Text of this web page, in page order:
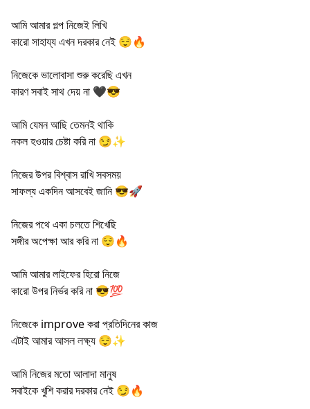
আমি আমার গল্প নিজেই লিখি
কারো সাহায্য এখন দরকার নেই 😌🔥
নিজেকে ভালোবাসা শুরু করেছি এখন
কারণ সবাই সাথ দেয় না 🖤😎
আমি যেমন আছি তেমনই থাকি
নকল হওয়ার চেষ্টা করি না 😏✨
নিজের উপর বিশ্বাস রাখি সবসময়
সাফল্য একদিন আসবেই জানি 😎🚀
নিজের পথে একা চলতে শিখেছি
সঙ্গীর অপেক্ষা আর করি না 😌🔥
আমি আমার লাইফের হিরো নিজে
কারো উপর নির্ভর করি না 😎💯
নিজেকে improve করা প্রতিদিনের কাজ
এটাই আমার আসল লক্ষ্য 😌✨
আমি নিজের মতো আলাদা মানুষ
সবাইকে খুশি করার দরকার নেই 😏🔥